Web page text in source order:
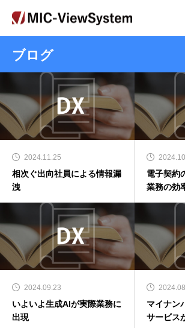
ブログ
2024.11.25
相次ぐ出向社員による情報漏
洩
電子契約
業務の効
2024.09.23
いよいよ生成AIが実際業務に
出現
マイナン
サービス